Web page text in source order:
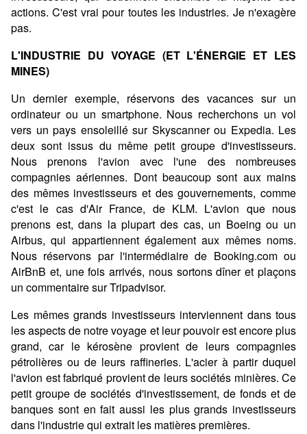
actions. C'est vrai pour toutes les industries. Je n'exagère
pas.
L'INDUSTRIE DU VOYAGE (ET L'ÉNERGIE ET LES
MINES)
Un dernier exemple, réservons des vacances sur un
ordinateur ou un smartphone. Nous recherchons un vol
vers un pays ensoleillé sur Skyscanner ou Expedia. Les
deux sont issus du même petit groupe d'investisseurs.
Nous prenons l'avion avec l'une des nombreuses
compagnies aériennes. Dont beaucoup sont aux mains
des mêmes investisseurs et des gouvernements, comme
c'est le cas d'Air France, de KLM. L'avion que nous
prenons est, dans la plupart des cas, un Boeing ou un
Airbus, qui appartiennent également aux mêmes noms.
Nous réservons par l'intermédiaire de Booking.com ou
AirBnB et, une fois arrivés, nous sortons dîner et plaçons
un commentaire sur Tripadvisor.
Les mêmes grands investisseurs interviennent dans tous
les aspects de notre voyage et leur pouvoir est encore plus
grand, car le kérosène provient de leurs compagnies
pétrolières ou de leurs raffineries. L'acier à partir duquel
l'avion est fabriqué provient de leurs sociétés minières. Ce
petit groupe de sociétés d'investissement, de fonds et de
banques sont en fait aussi les plus grands investisseurs
dans l'industrie qui extrait les matières premières.